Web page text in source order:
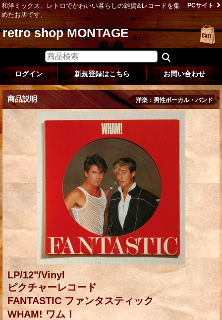
和洋ミックス、レトロでかわいい暮らしの雑貨&レコードを集
めたお店です。
PCサイト
retro shop MONTAGE
ログイン 新規登録はこちら お問い合わせ
商品説明 洋楽：男性ボーカル・バンド
LP/12"/Vinyl
ピクチャーレコード
FANTASTIC ファンタスティック
WHAM! ワム！